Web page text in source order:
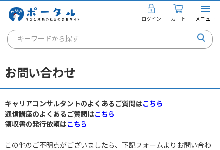
ログイン カート メニュー
キーワードから探す
通信講座
キャリアコンサルタント
講座を探す
お問い合わせ
キャリアコンサルタントのよくあるご質問はこちら
通信講座のよくあるご質問はこちら
領収書の発行依頼はこちら
この他のご不明点がございましたら、下記フォームよりお問い合わ